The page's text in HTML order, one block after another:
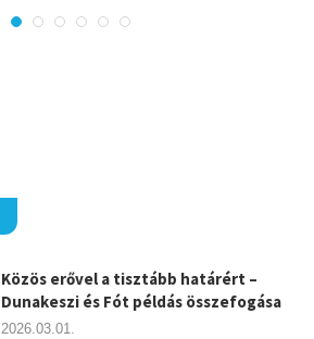
Közös erővel a tisztább határért –
Dunakeszi és Fót példás összefogása
2026.03.01.